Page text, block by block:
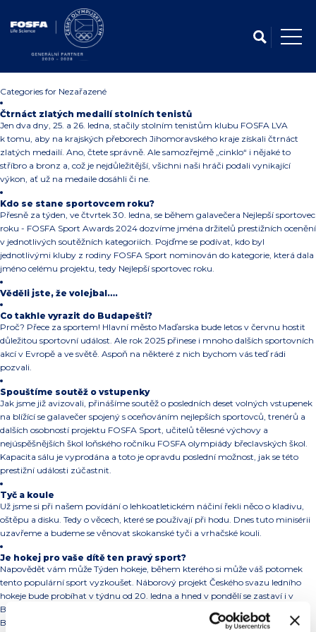
Categories for Nezařazené
Čtrnáct zlatých medailí stolních tenistů
Jen dva dny, 25. a 26. ledna, stačily stolním tenistům klubu FOSFA LVA
k tomu, aby na krajských přeborech Jihomoravského kraje získali čtrnáct
zlatých medailí. Ano, čtete správně. Ale samozřejmě „cinklo“ i nějaké to
stříbro a bronz a, což je nejdůležitější, všichni naši hráči podali vynikající
výkon, ať už na medaile dosáhli či ne.
Kdo se stane sportovcem roku?
Přesně za týden, ve čtvrtek 30. ledna, se během galavečera Nejlepší sportovec
roku - FOSFA Sport Awards 2024 dozvíme jména držitelů prestižních ocenění
v jednotlivých soutěžních kategoriích. Pojďme se podívat, kdo byl
jednotlivými kluby z rodiny FOSFA Sport nominován do kategorie, která dala
jméno celému projektu, tedy Nejlepší sportovec roku.
Věděli jste, že volejbal….
Co takhle vyrazit do Budapešti?
Proč? Přece za sportem! Hlavní město Maďarska bude letos v červnu hostit
důležitou sportovní událost. Ale rok 2025 přinese i mnoho dalších sportovních
akcí v Evropě a ve světě. Aspoň na některé z nich bychom vás teď rádi
pozvali.
Spouštíme soutěž o vstupenky
Jak jsme již avizovali, přinášíme soutěž o posledních deset volných vstupenek
na blížící se galavečer spojený s oceňováním nejlepších sportovců, trenérů a
dalších osobností projektu FOSFA Sport, učitelů tělesné výchovy a
nejúspěšnějších škol loňského ročníku FOSFA olympiády břeclavských škol.
Kapacita sálu je vyprodána a toto je opravdu poslední možnost, jak se této
prestižní události zúčastnit.
Tyč a koule
Už jsme si při našem povídání o lehkoatletickém náčiní řekli něco o kladivu,
oštěpu a disku. Tedy o věcech, které se používají při hodu. Dnes tuto minisérii
uzavřeme a budeme se věnovat skokanské tyči a vrhačské kouli.
Je hokej pro vaše dítě ten pravý sport?
Napovědět vám může Týden hokeje, během kterého si může váš potomek
tento populární sport vyzkoušet. Náborový projekt Českého svazu ledního
hokeje bude probíhat v týdnu od 20. ledna a hned v pondělí se zastaví i v
Břeclavi. Vašim dětem se budou věnovat zkušení trenéři FOSFA HC Lvi
Břeclav mládež.